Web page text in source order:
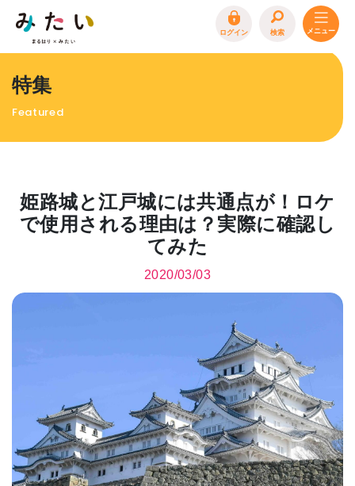
ログイン 検索
特集
エリア特集
お問合わせ イベント情報募集
プライバシーポリシー
特集
Featured
姫路城と江戸城には共通点が！ロケ
で使用される理由は？実際に確認し
てみた
2020/03/03